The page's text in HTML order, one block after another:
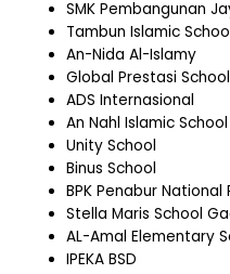
SMK Pembangunan
Tambun Islamic
An-Nida Al-Islamy
Global Prestasi School
ADS Internasional
An Nahl Islamic School
Unity School
Binus School
BPK Penabur National
Stella Maris School
AL-Amal Elementary
IPEKA BSD